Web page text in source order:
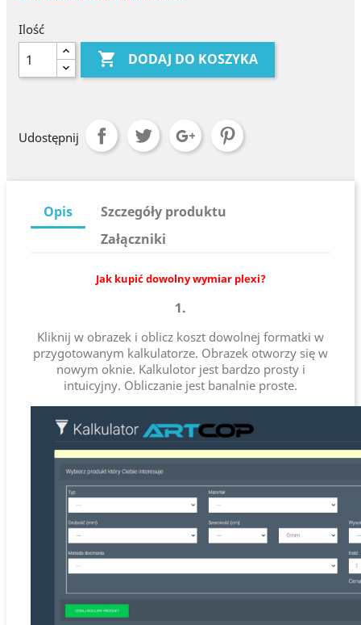
Ilość
 DODAJ DO KOSZYKA
Udostępnij
Opis
Szczegóły produktu
Załączniki
Jak kupić dowolny wymiar plexi?
1.
Kliknij w obrazek i oblicz koszt dowolnej formatki w
przygotowanym kalkulatorze. Obrazek otworzy się w
nowym oknie. Kalkulotor jest bardzo prosty i
intuicyjny. Obliczanie jest banalnie proste.